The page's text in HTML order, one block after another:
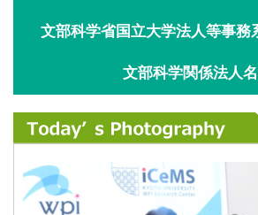
文部科学省国立大学法人等事務
文部科学関係法人